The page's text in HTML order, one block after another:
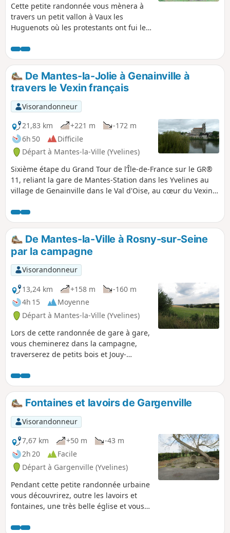
Cette petite randonnée vous mènera à
travers un petit vallon à Vaux les
Huguenots où les protestants ont fui les
Parc Aigue Flore à La Falaise et croiserez
la Mauldre et diverses petites curiosités
patrimoniales.
De Mantes-la-Jolie à Genainville à
travers le Vexin français
Visorandonneur
21,83 km
+221 m
-172 m
6h 50
Difficile
Départ à Mantes-la-Ville (Yvelines)
Sixième étape du Grand Tour de l’Île-de-France sur le GR®
11, reliant la gare de Mantes-Station dans les Yvelines au
village de Genainville dans le Val d'Oise, au cœur du Vexin
faire sur deux jours, dont la finalité est de relier la gare
Mantes-Station à celle de Chars, plus loin au Nord-Est dans
le Val d'Oise.L'étape débute à Mantes-la-Jolie dans la vallée
de la Seine, et suit un cap vers le Nord à travers la partie
Sud-Ouest du Parc Naturel Régional du Vexin Français, en
passant, en peu de temps, de l'un des points d'altitude la
plus basse de la région (la traversée de la Seine, à ~18 m) à
l'un des points d'altitude la plus élevée (la Hêtraie à Villiers-
en-Arthies, à 205 m).Le Vexin Français, avec ses paysages
agricoles et boisés préservés est une région magnifique, où
il est très agréable de randonner.
De Mantes-la-Ville à Rosny-sur-Seine
par la campagne
Visorandonneur
13,24 km
+158 m
-160 m
4h 15
Moyenne
Départ à Mantes-la-Ville (Yvelines)
Lors de cette randonnée de gare à gare,
vous cheminerez dans la campagne,
traverserez de petits bois et Jouy-
vue et curiosités patrimoniales seront
également au menu.
Fontaines et lavoirs de Gargenville
Visorandonneur
7,67 km
+50 m
-43 m
2h 20
Facile
Départ à Gargenville (Yvelines)
Pendant cette petite randonnée urbaine
vous découvrirez, outre les lavoirs et
fontaines, une très belle église et vous
de la commune.